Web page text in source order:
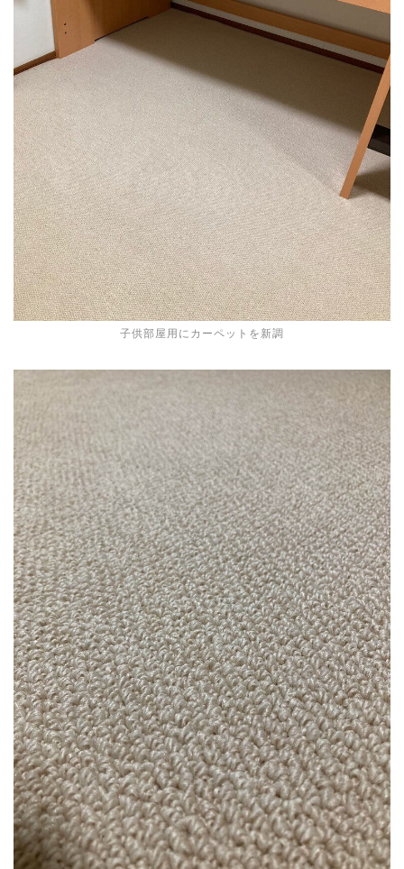
子供部屋用にカーペットを新調